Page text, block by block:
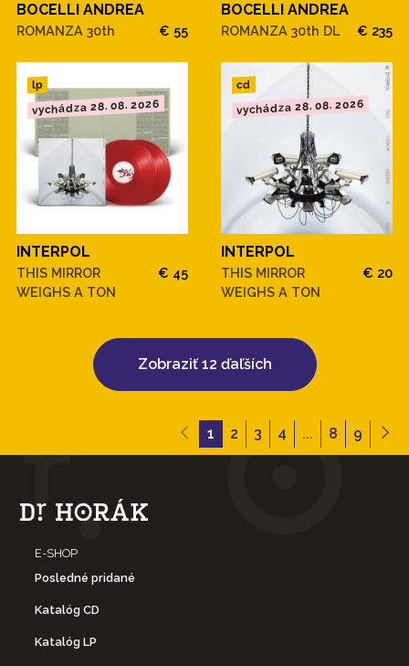
BOCELLI ANDREA
ROMANZA 30th € 55
BOCELLI ANDREA
ROMANZA 30th DL € 235
lp
vychádza 28. 08. 2026
INTERPOL
THIS MIRROR
WEIGHS A TON
€ 45
cd
vychádza 28. 08. 2026
INTERPOL
THIS MIRROR
WEIGHS A TON
€ 20
Zobraziť 12 ďaľších
1 2 3 4 ... 8 9
E-SHOP
Posledné pridané
Katalóg CD
Katalóg LP